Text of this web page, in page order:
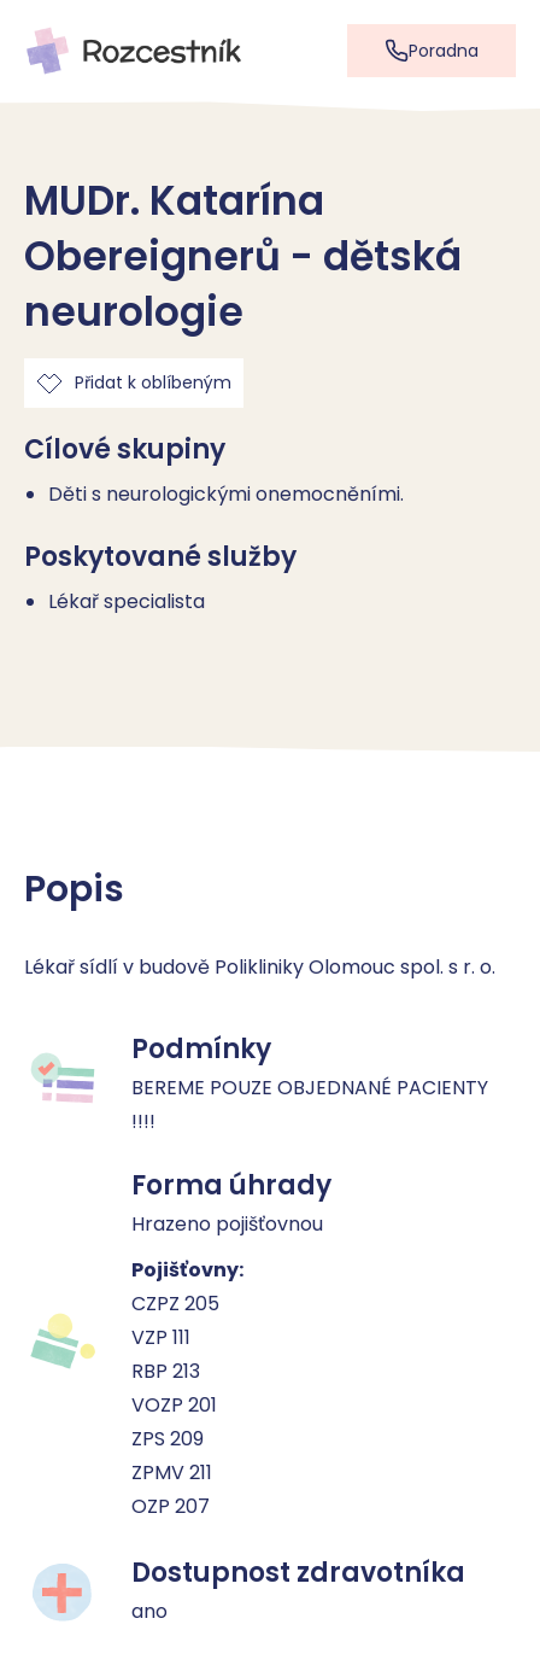
Poradna
MUDr. Katarína
Obereignerů - dětská
neurologie
Přidat k oblíbeným
Cílové skupiny
Děti s neurologickými onemocněními.
Poskytované služby
Lékař specialista
Popis
Lékař sídlí v budově Polikliniky Olomouc spol. s r. o.
Podmínky
BEREME POUZE OBJEDNANÉ PACIENTY
!!!!
Forma úhrady
Hrazeno pojišťovnou
Pojišťovny:
CZPZ 205
VZP 111
RBP 213
VOZP 201
ZPS 209
ZPMV 211
OZP 207
Dostupnost zdravotníka
ano